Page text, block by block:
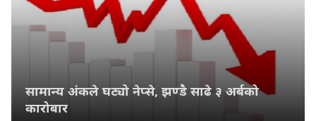
सामान्य अंकले घट्यो नेप्से, झण्डै साढे ३ अर्बको
कारोबार